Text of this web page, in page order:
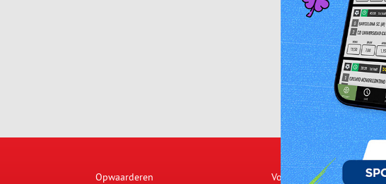
Opwaarderen
Voorwaarden